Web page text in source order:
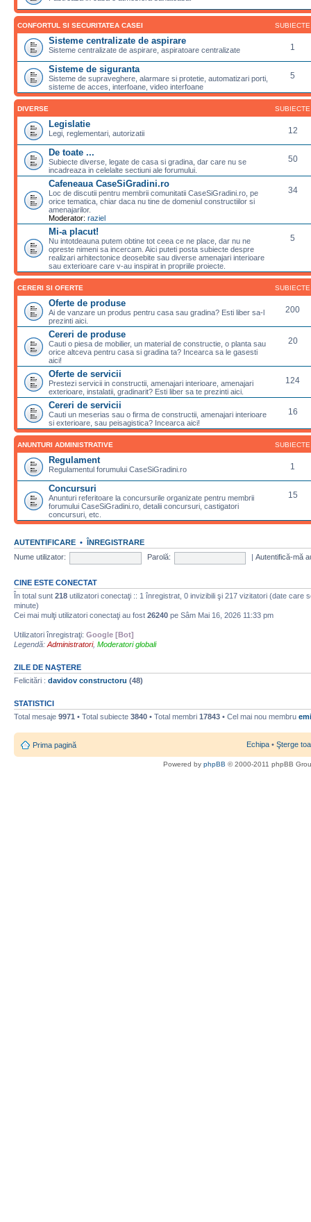
CONFORTUL SI SECURITATEA CASEI SUBIECTE
Sisteme centralizate de aspirare
Sisteme centralizate de aspirare, aspiratoare centralizate 1
Sisteme de siguranta
Sisteme de supraveghere, alarmare si protetie, automatizari porti,
sisteme de acces, interfoane, video interfoane
5
DIVERSE SUBIECTE
Legislatie
Legi, reglementari, autorizatii 12
De toate ...
Subiecte diverse, legate de casa si gradina, dar care nu se
incadreaza in celelalte sectiuni ale forumului.
50
Cafeneaua CaseSiGradini.ro
Loc de discutii pentru membrii comunitatii CaseSiGradini.ro, pe
orice tematica, chiar daca nu tine de domeniul constructiilor si
amenajarilor.
Moderator: raziel
34
Mi-a placut!
Nu intotdeauna putem obtine tot ceea ce ne place, dar nu ne
opreste nimeni sa incercam. Aici puteti posta subiecte despre
realizari arhitectonice deosebite sau diverse amenajari interioare
sau exterioare care v-au inspirat in propriile proiecte.
5
CERERI SI OFERTE SUBIECTE
Oferte de produse
Ai de vanzare un produs pentru casa sau gradina? Esti liber sa-l
prezinti aici.
200
Cereri de produse
Cauti o piesa de mobilier, un material de constructie, o planta sau
orice altceva pentru casa si gradina ta? Incearca sa le gasesti
aici!
20
Oferte de servicii
Prestezi servicii in constructii, amenajari interioare, amenajari
exterioare, instalatii, gradinarit? Esti liber sa te prezinti aici.
124
Cereri de servicii
Cauti un meserias sau o firma de constructii, amenajari interioare
si exterioare, sau peisagistica? Incearca aici!
16
ANUNTURI ADMINISTRATIVE SUBIECTE
Regulament
Regulamentul forumului CaseSiGradini.ro 1
Concursuri
Anunturi referitoare la concursurile organizate pentru membrii
forumului CaseSiGradini.ro, detalii concursuri, castigatori
concursuri, etc.
15
AUTENTIFICARE • ÎNREGISTRARE
Nume utilizator:
Parolă: Autentifică-mă
CINE ESTE CONECTAT
În total sunt 218 utilizatori conectaţi :: 1 înregistrat, 0 invizibili şi 217 vizitatori (date care
minute)
Cei mai mulţi utilizatori conectaţi au fost 26240 pe Sâm Mai 16, 2026 11:33 pm
Utilizatori înregistraţi: Google [Bot]
Legendă: Administratori, Moderatori globali
ZILE DE NAŞTERE
Felicitări : davidov constructoru (48)
STATISTICI
Total mesaje 9971 • Total subiecte 3840 • Total membri 17843 • Cel mai nou membru
Prima pagină Echipa • Şterge
Powered by phpBB © 2000-2011 phpBB